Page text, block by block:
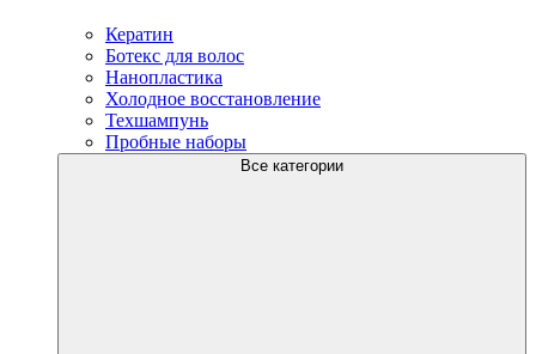
Кератин
Ботекс для волос
Нанопластика
Холодное восстановление
Техшампунь
Пробные наборы
Все категории